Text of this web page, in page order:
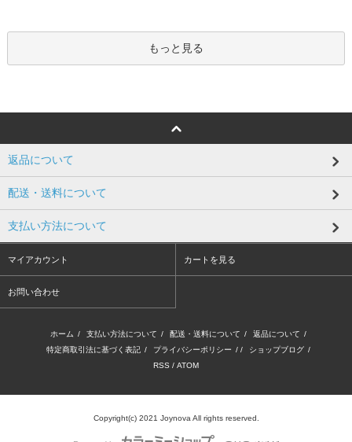
もっと見る
返品について
配送・送料について
支払い方法について
マイアカウント カートを見る
お問い合わせ
ホーム / 支払い方法について / 配送・送料について / 返品について /
特定商取引法に基づく表記 / プライバシーポリシー / / ショップブログ /
RSS / ATOM
Copyright(c) 2021 Joynova All rights reserved.